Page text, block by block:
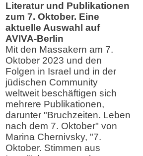
Literatur und Publikationen
zum 7. Oktober. Eine
aktuelle Auswahl auf
AVIVA-Berlin
Mit den Massakern am 7.
Oktober 2023 und den
Folgen in Israel und in der
jüdischen Community
weltweit beschäftigen sich
mehrere Publikationen,
darunter "Bruchzeiten. Leben
nach dem 7. Oktober" von
Marina Chernivsky, "7.
Oktober. Stimmen aus